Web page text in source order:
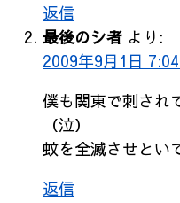
返信
最後のシ者 より:
2009年9月1日
僕も関東で刺され
（泣）
蚊を全滅させとい
返信